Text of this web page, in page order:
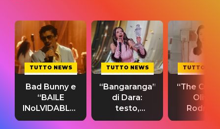
TUTTO NEWS
Bad Bunny e
“BAILE
INoLVIDABLE”:
testo,
TUTTO NEWS
“Bangaranga”
di Dara:
testo,
traduzione e
TUTTO
“The
Olivia
testo,